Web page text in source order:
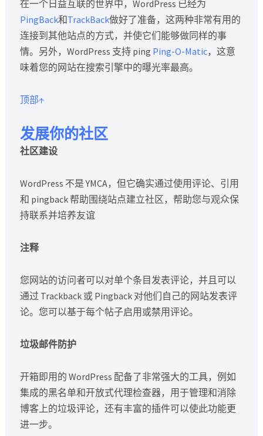
在一个日益互联的世界中，WordPress 已经为
PingBack和TrackBack做好了准备，这两种非常有用的
连接到其他站点的方式，并使它们能够做同样的事
情。另外，WordPress 支持 ping Ping-O-Matic，这意
味着您的网站在搜索引擎中的曝光率最高。
顶部↑
发展你的社区
社区建设
WordPress 不是 YMCA，但它确实通过使用评论、引用
和 pingback 帮助围绕站点建立社区，帮助您与观众保
持联系并培养友谊
注释
您网站的访问者可以对单个条目发表评论，并且可以
通过 Trackback 或 Pingback 对他们自己的网站发表评
论。您可以基于每个帖子启用或禁用评论。
垃圾邮件防护
开箱即用的 WordPress 配备了非常强大的工具，例如
集成的黑名单和开放式代理检查器，用于管理和消除
博客上的垃圾评论，还有丰富的插件可以使此功能更
进一步。